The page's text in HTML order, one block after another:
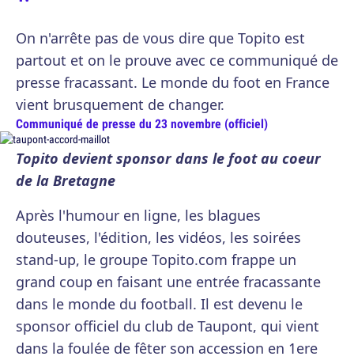
On n'arrête pas de vous dire que Topito est
partout et on le prouve avec ce communiqué de
presse fracassant. Le monde du foot en France
vient brusquement de changer.
Communiqué de presse du 23 novembre (officiel)
Topito devient sponsor dans le foot au coeur
de la Bretagne
Après l'humour en ligne, les blagues
douteuses, l'édition, les vidéos, les soirées
stand-up, le groupe Topito.com frappe un
grand coup en faisant une entrée fracassante
dans le monde du football. Il est devenu le
sponsor officiel du club de Taupont, qui vient
dans la foulée de fêter son accession en 1ere